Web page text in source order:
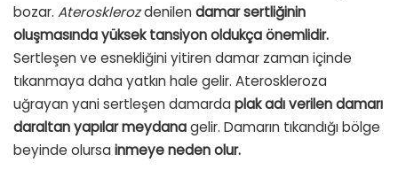
bozar. Aterosklerozdenilen damar sertliğinin
oluşmasında yüksek tansiyon oldukça önemlidir.
Sertleşen ve esnekliğini yitiren damar zaman içinde
tıkanmaya daha yatkın hale gelir. Ateroskleroza
uğrayan yani sertleşen damarda plak adı verilen damarı
daraltan yapılar meydanagelir. Damarın tıkandığı bölge
beyinde olursa inmeye neden olur.